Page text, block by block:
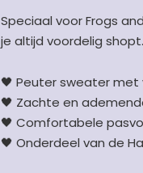
smiley
blauw
Speciaal voor Frogs
je altijd voordelig shopt.
🖤 Peuter sweater met
🖤 Zachte en
🖤 Comfortabele
🖤 Onderdeel van de